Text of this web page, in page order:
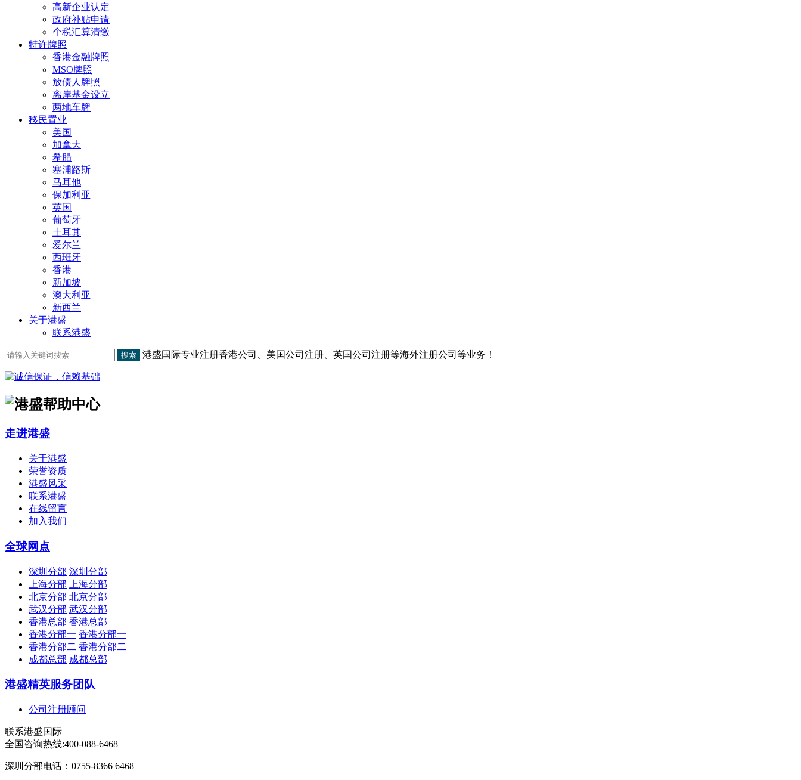
高新企业认定
政府补贴申请
个税汇算清缴
特许牌照
香港金融牌照
MSO牌照
放债人牌照
离岸基金设立
两地车牌
移民置业
美国
加拿大
希腊
塞浦路斯
马耳他
保加利亚
英国
葡萄牙
土耳其
爱尔兰
西班牙
香港
新加坡
澳大利亚
新西兰
关于港盛
联系港盛
搜索 港盛国际专业注册香港公司、美国公司注册、英国公司注册等海外注册公司等业务！
走进港盛
关于港盛
荣誉资质
港盛风采
联系港盛
在线留言
加入我们
全球网点
深圳分部 深圳分部
上海分部
上海分部
北京分部 北京分部
武汉分部 武汉分部
香港总部 香港总部
香港分部一 香港分部一
香港分部二 香港分部二
成都总部 成都总部
港盛精英服务团队
公司注册顾问
联系港盛国际
全国咨询热线:400-088-6468
深圳分部电话：0755-8366 6468